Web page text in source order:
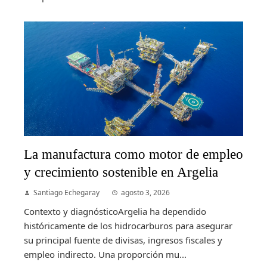
La manufactura como motor de empleo
y crecimiento sostenible en Argelia
Santiago Echegaray agosto 3, 2026
Contexto y diagnósticoArgelia ha dependido
históricamente de los hidrocarburos para asegurar
su principal fuente de divisas, ingresos fiscales y
empleo indirecto. Una proporción mu...